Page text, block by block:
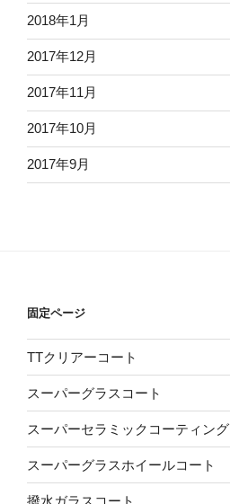
2018年1月
2017年12月
2017年11月
2017年10月
2017年9月
固定ページ
TTクリアーコート
スーパーグラスコート
スーパーセラミックコーティング
スーパーグラスホイールコート
撥水ガラスコート